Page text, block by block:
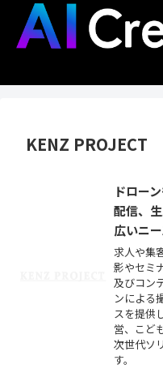
KENZ PROJECT
ドロー
配信、
広いニ
求人や集
影やセミ
及びコン
ンによる
スを提供
営、こど
次世代ソ
す。